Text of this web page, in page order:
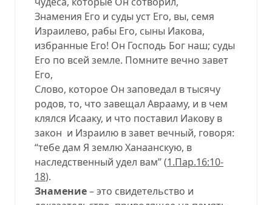
Знамения Его и суды уст Его, вы, семя
Израилево, рабы Его, сыны Иакова,
избранные Его! Он Господь Бог наш; суды
Его по всей земле. Помните вечно завет
Его,
Слово, которое Он заповедал в тысячу
родов, то, что завещал Аврааму, и в чем
клялся Исааку, и что поставил Иакову в
закон и Израилю в завет вечный, говоря:
“тебе дам Я землю Ханаанскую, в
наследственный удел вам”(1.Пар.16:10-
18).
Знамение– это свидетельство и